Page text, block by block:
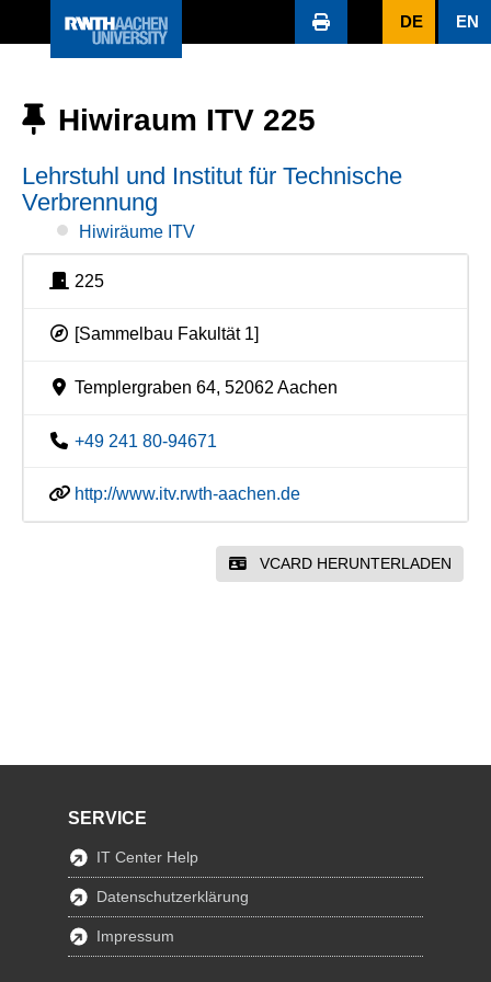
DE EN
Hiwiraum ITV 225
Lehrstuhl und Institut für Technische
Verbrennung
Hiwiräume ITV
225
[Sammelbau Fakultät 1]
Templergraben 64, 52062 Aachen
+49 241 80-94671
http://www.itv.rwth-aachen.de
VCARD HERUNTERLADEN
SERVICE
IT Center Help
Datenschutzerklärung
Impressum